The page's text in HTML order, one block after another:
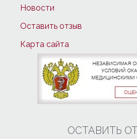
Новости
Оставить отзыв
Карта сайта
ОСТАВИТЬ